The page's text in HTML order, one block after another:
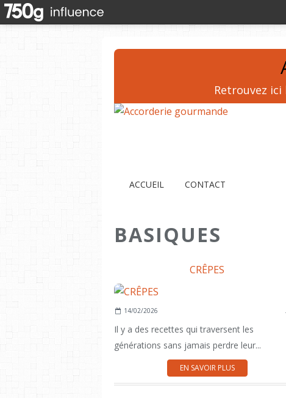
Retrouvez
ACCUEIL CONTACT
BASIQUES
CRÊPES
14/02/2026
Il y a des recettes qui traversent les
générations sans jamais perdre leur...
EN SAVOIR PLUS